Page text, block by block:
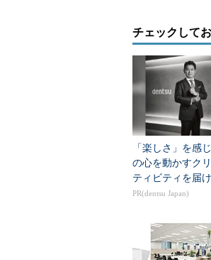
チェックして
「楽しさ」を感
の心を動かすク
ティビティを届
PR(dentsu Japan)